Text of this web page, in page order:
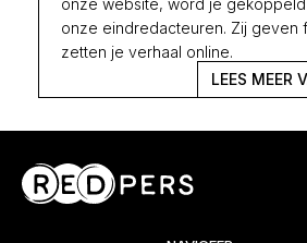
onze eindredacteuren. Zij geven
zetten je verhaal online.
LEES MEER